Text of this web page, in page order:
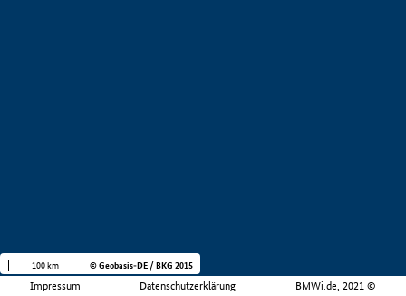
Impressum Datenschutzerklärung BMWi.de, 2021 ©
100 km © Geobasis-DE / BKG 2015